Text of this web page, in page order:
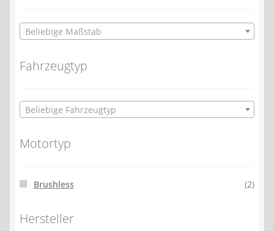
Beliebige Maßstab
Fahrzeugtyp
Beliebige Fahrzeugtyp
Motortyp
Brushless (2)
Hersteller